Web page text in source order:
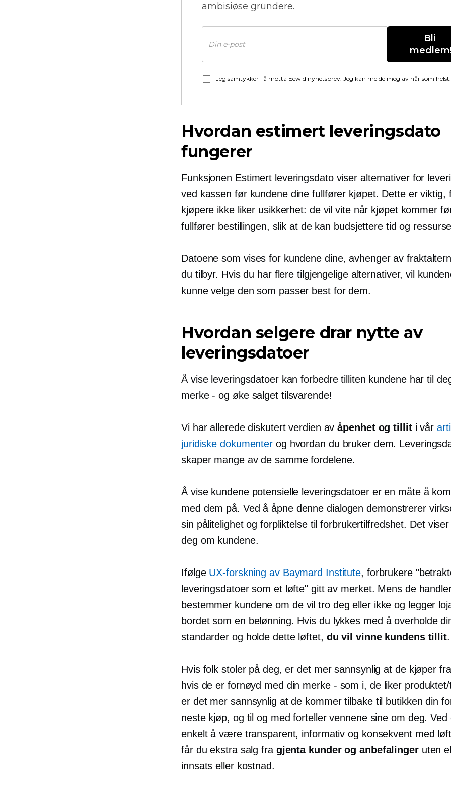
ambisiøse gründere.
Bli
Jeg samtykker i å motta Ecwid nyhetsbrev. Jeg kan melde meg av når som helst.
Hvordan estimert leveringsdato
fungerer
Funksjonen Estimert leveringsdato viser alternativer for
ved kassen før kundene dine fullfører kjøpet. Dette er viktig,
kjøpere ikke liker usikkerhet: de vil vite når kjøpet kommer
fullfører bestillingen, slik at de kan budsjettere tid og
Datoene som vises for kundene dine, avhenger av
du tilbyr. Hvis du har flere tilgjengelige alternativer, vil
kunne velge den som passer best for dem.
Hvordan selgere drar nytte av
leveringsdatoer
Å vise leveringsdatoer kan forbedre tilliten kundene har til
merke - og øke salget tilsvarende!
Vi har allerede diskutert verdien avåpenhet og tilliti vår
juridiske dokumenter og hvordan du bruker dem.
skaper mange av de samme fordelene.
Å vise kundene potensielle leveringsdatoer er en måte å
med dem på. Ved å åpne denne dialogen demonstrerer
sin pålitelighet og forpliktelse til forbrukertilfredshet. Det
deg om kundene.
Ifølge UX-forskning av Baymard Institute, forbrukere
leveringsdatoer som et løfte" gitt av merket. Mens de
bestemmer kundene om de vil tro deg eller ikke og legger
bordet som en belønning. Hvis du lykkes med å overholde
standarder og holde dette løftet, du vil vinne kundens tillit.
Hvis folk stoler på deg, er det mer sannsynlig at de kjøper
hvis de er fornøyd med din merke - som i, de liker
er det mer sannsynlig at de kommer tilbake til butikken din
neste kjøp, og til og med forteller vennene sine om deg. Ved
enkelt å være transparent, informativ og konsekvent med
får du ekstra salg fra gjenta kunder og anbefalingeruten
innsats eller kostnad.